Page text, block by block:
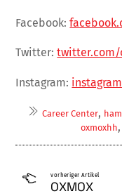
Facebook:
Twitter:twitter.com/
Instagram:
Career Center,
oxmoxhh,
vorheriger Artikel
OXMOX